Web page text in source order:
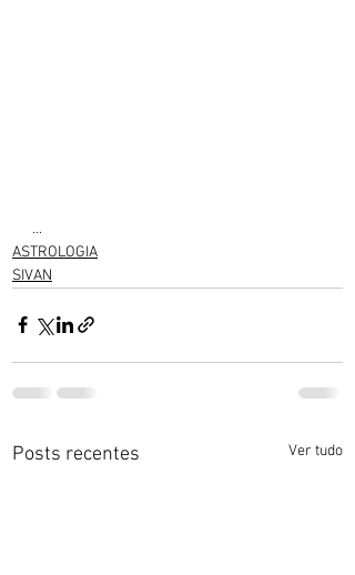
...
ASTROLOGIA
SIVAN
Posts recentes Ver tudo